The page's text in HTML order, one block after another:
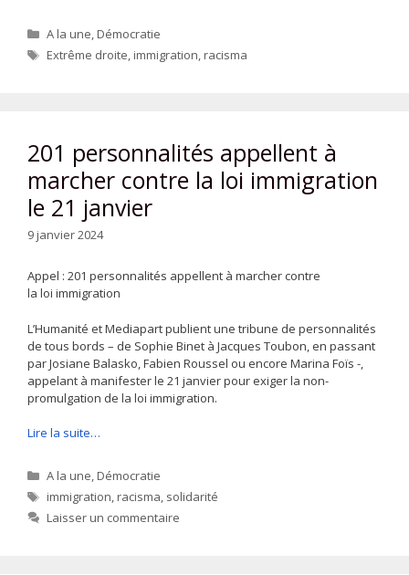
Catégories
A la une,Démocratie
Étiquettes
Extrême droite,immigration,racisma
201 personnalités appellent à
marcher contre la loi immigration
le 21 janvier
9 janvier 2024
Appel : 201 personnalités appellent à marcher contre
la loi immigration
L’Humanité et Mediapart publient une tribune de personnalités
de tous bords – de Sophie Binet à Jacques Toubon, en passant
par Josiane Balasko, Fabien Roussel ou encore Marina Foïs -,
appelant à manifester le 21 janvier pour exiger la non-
promulgation de la loi immigration.
Lire la suite…
Catégories
A la une,Démocratie
Étiquettes
immigration,racisma, solidarité
Laisser un commentaire